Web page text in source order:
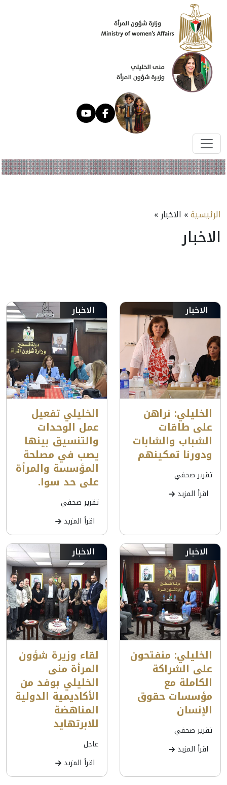
الرئيسية» الاخبار »
الاخبار
الاخبار
الخليلي: نراهن
على طاقات
الشباب والشابات
ودورنا تمكينهم
تقرير صحفي
اقرأ المزيد
الاخبار
الخليلي تفعيل
عمل الوحدات
والتنسيق بينها
يصب في مصلحة
المؤسسة والمرأة
على حد سوا.
تقرير صحفي
اقرأ المزيد
الاخبار
الخليلي: منفتحون
على الشراكة
الكاملة مع
مؤسسات حقوق
الإنسان
تقرير صحفي
اقرأ المزيد
الاخبار
لقاء وزيرة شؤون
المرأة منى
الخليلي بوفد من
الأكاديمية الدولية
المناهضة
للابرتهايد
عاجل
اقرأ المزيد